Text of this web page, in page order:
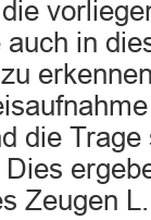
in
die
Zeugen